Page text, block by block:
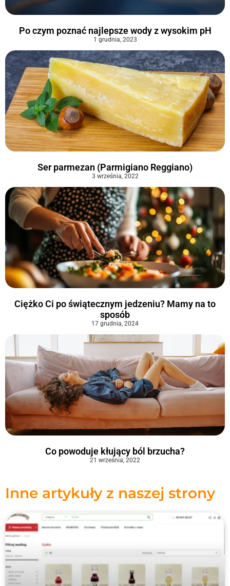
Po czym poznać najlepsze wody z wysokim pH
1 grudnia, 2023
Ser parmezan (Parmigiano Reggiano)
3 września, 2022
Ciężko Ci po świątecznym jedzeniu? Mamy na to
sposób
17 grudnia, 2024
Co powoduje kłujący ból brzucha?
21 września, 2022
Inne artykuły z naszej strony